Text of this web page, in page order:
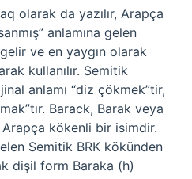
olarak da yazılır, Arapça
anlamına gelen
ve en yaygın olarak
kullanılır. Semitik
anlamı “diz çökmek”tir,
Barack, Barak veya
Arapça kökenli bir isimdir.
Semitik BRK kökünden
dişil form Baraka (h)